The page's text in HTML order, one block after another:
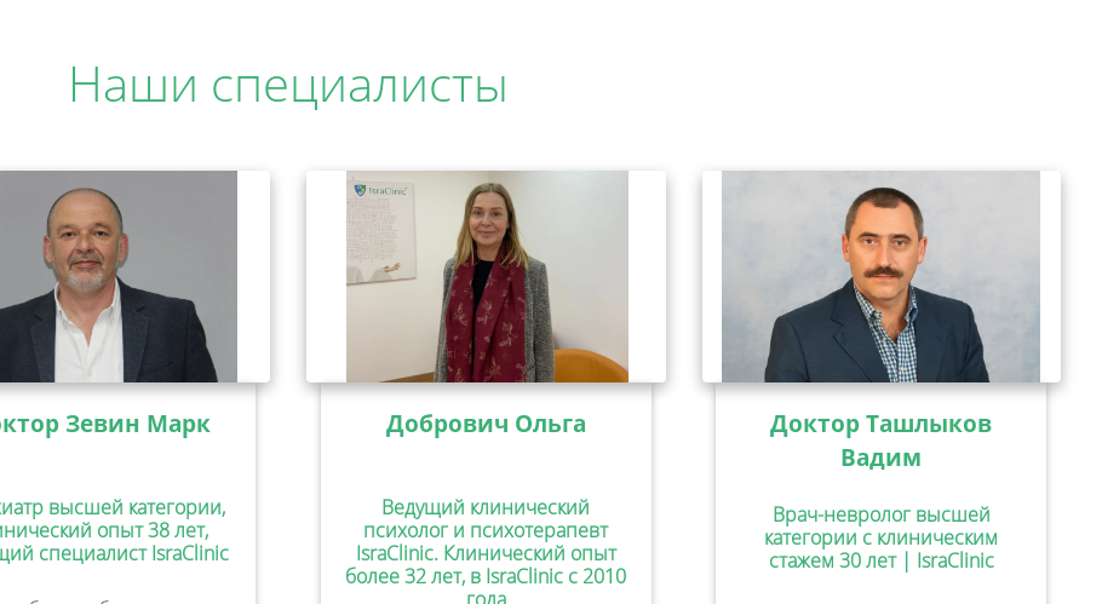
Наши специалисты
Зевин Марк
высшей категории,
опыт 38 лет,
специалист IsraClinic
Добрович Ольга
Ведущий клинический
психолог и психотерапевт
IsraClinic. Клинический опыт
более 32 лет, в IsraClinic с 2010
Доктор Ташлыков
Вадим
Врач-невролог высшей
категории с клиническим
стажем 30 лет | IsraClinic